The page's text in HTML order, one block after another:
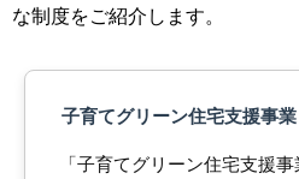
な制度をご紹介します。
子育てグリーン住宅支援事業
「子育てグリーン住宅支援